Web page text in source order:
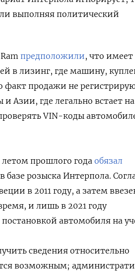
выполняя политический
предположили, что имеет
в лизинг, где машину,
факт продажи не
Азии, где легально встает на
VIN-коды
прошлого года обязал
розыска Интерпола.
в 2011 году, а затем
и лишь в 2021 году
автомобиля на
сведения относительно
возможным;